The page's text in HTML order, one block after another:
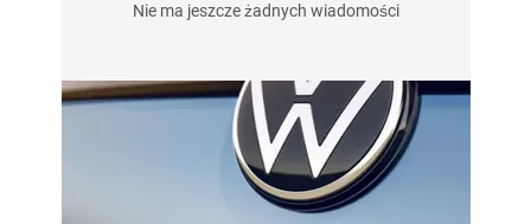
Nie ma jeszcze żadnych wiadomości